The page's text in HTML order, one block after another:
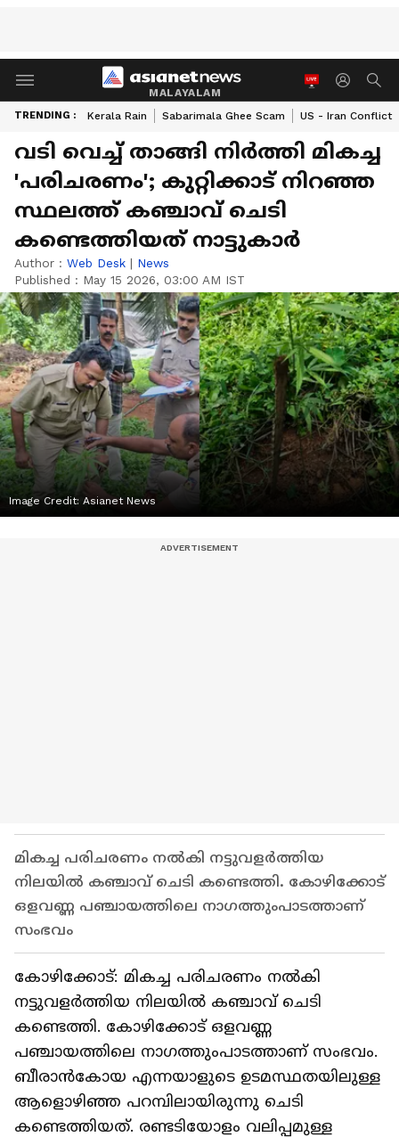
MALAYALAM
TRENDING : Kerala Rain Sabarimala Ghee Scam US - Iran Conflict
വടി വെച്ച് താങ്ങി നിര്‍ത്തി മികച്ച
'പരിചരണം'; കുറ്റിക്കാട് നിറഞ്ഞ
സ്ഥലത്ത് കഞ്ചാവ് ചെടി
കണ്ടെത്തിയത് നാട്ടുകാര്‍
Author : Web Desk | News
Published : May 15 2026, 03:00 AM IST
Image Credit: Asianet News
മികച്ച പരിചരണം നല്‍കി നട്ടുവളര്‍ത്തിയ
നിലയില്‍ കഞ്ചാവ് ചെടി കണ്ടെത്തി. കോഴിക്കോട്
ഒളവണ്ണ പഞ്ചായത്തിലെ നാഗത്തുംപാടത്താണ്
സംഭവം
കോഴിക്കോട്: മികച്ച പരിചരണം നല്‍കി
നട്ടുവളര്‍ത്തിയ നിലയില്‍ കഞ്ചാവ് ചെടി
കണ്ടെത്തി. കോഴിക്കോട് ഒളവണ്ണ
പഞ്ചായത്തിലെ നാഗത്തുംപാടത്താണ് സംഭവം.
ബീരാന്‍കോയ എന്നയാളുടെ ഉടമസ്ഥതയിലുള്ള
ആളൊഴിഞ്ഞ പറമ്പിലായിരുന്നു ചെടി
കണ്ടെത്തിയത്. രണ്ടടിയോളം വലിപ്പമുള്ള